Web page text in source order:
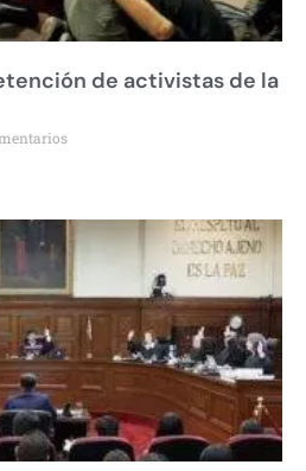
de activistas de la